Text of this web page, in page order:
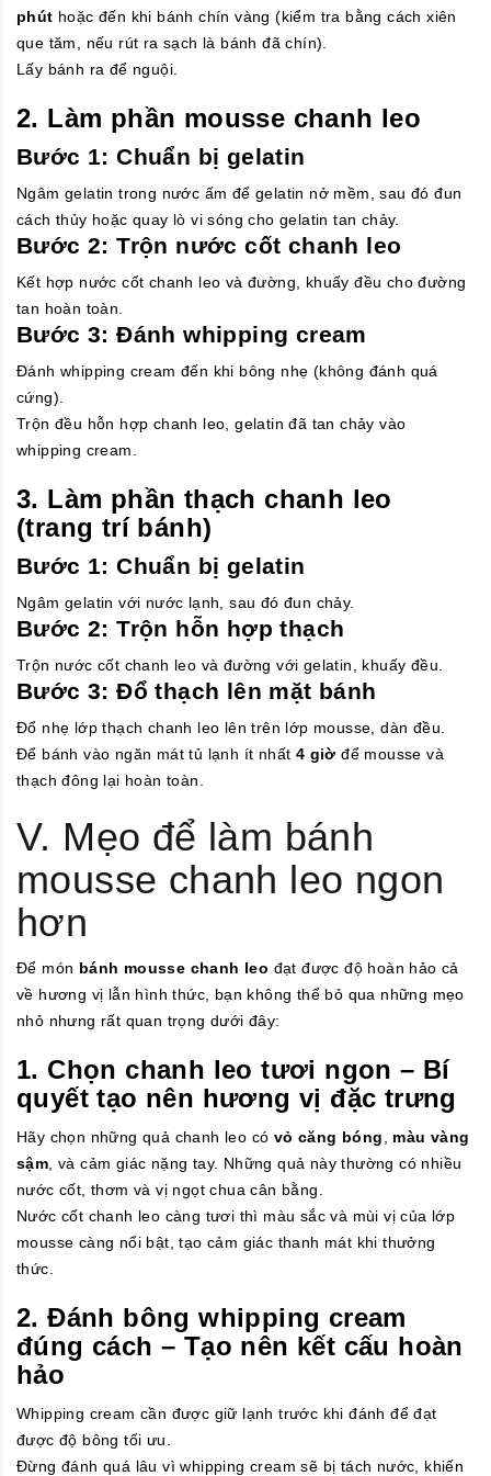
phút hoặc đến khi bánh chín vàng (kiểm tra bằng cách xiên
que tăm, nếu rút ra sạch là bánh đã chín).
Lấy bánh ra để nguội.
2. Làm phần mousse chanh leo
Bước 1: Chuẩn bị gelatin
Ngâm gelatin trong nước ấm để gelatin nở mềm, sau đó đun
cách thủy hoặc quay lò vi sóng cho gelatin tan chảy.
Bước 2: Trộn nước cốt chanh leo
Kết hợp nước cốt chanh leo và đường, khuấy đều cho đường
tan hoàn toàn.
Bước 3: Đánh whipping cream
Đánh whipping cream đến khi bông nhẹ (không đánh quá
cứng).
Trộn đều hỗn hợp chanh leo, gelatin đã tan chảy vào
whipping cream.
3. Làm phần thạch chanh leo
(trang trí bánh)
Bước 1: Chuẩn bị gelatin
Ngâm gelatin với nước lạnh, sau đó đun chảy.
Bước 2: Trộn hỗn hợp thạch
Trộn nước cốt chanh leo và đường với gelatin, khuấy đều.
Bước 3: Đổ thạch lên mặt bánh
Đổ nhẹ lớp thạch chanh leo lên trên lớp mousse, dàn đều.
Để bánh vào ngăn mát tủ lạnh ít nhất 4 giờ để mousse và
thạch đông lại hoàn toàn.
V. Mẹo để làm bánh
mousse chanh leo ngon
hơn
Để món bánh mousse chanh leo đạt được độ hoàn hảo cả
về hương vị lẫn hình thức, bạn không thể bỏ qua những mẹo
nhỏ nhưng rất quan trọng dưới đây:
1. Chọn chanh leo tươi ngon – Bí
quyết tạo nên hương vị đặc trưng
Hãy chọn những quả chanh leo có vỏ căng bóng
màu vàng
sậm , và cảm giác nặng tay. Những quả này thường có nhiều
nước cốt, thơm và vị ngọt chua cân bằng.
Nước cốt chanh leo càng tươi thì màu sắc và mùi vị của lớp
mousse càng nổi bật, tạo cảm giác thanh mát khi thưởng
thức.
2. Đánh bông whipping cream
đúng cách – Tạo nên kết cấu hoàn
hảo
Whipping cream cần được giữ lạnh trước khi đánh để đạt
được độ bông tối ưu.
Đừng đánh quá lâu vì whipping cream sẽ bị tách nước, khiến